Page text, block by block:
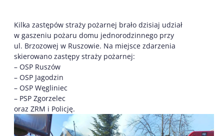
Kilka zastępów straży pożarnej brało dzisiaj udział
w gaszeniu pożaru domu jednorodzinnego przy
ul. Brzozowej w Ruszowie. Na miejsce zdarzenia
skierowano zastępy straży pożarnej:
– OSP Ruszów
– OSP Jagodzin
– OSP Węgliniec
– PSP Zgorzelec
oraz ZRM i Policję.